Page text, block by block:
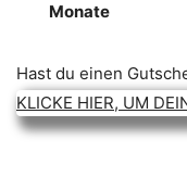
Monate
Hast du einen
KLICKE HIER, UM